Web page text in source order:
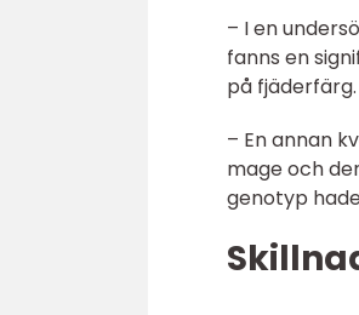
– I en
fanns en
på fjäderfärg.
– En annan
mage och
genotyp